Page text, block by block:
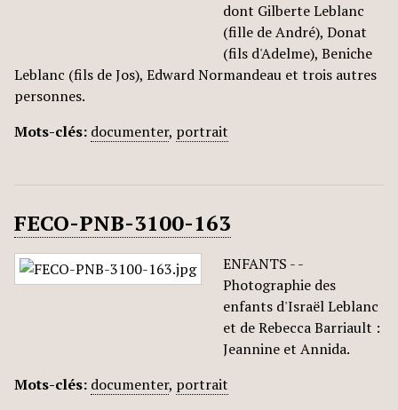
dont Gilberte Leblanc
(fille de André), Donat
(fils d'Adelme), Beniche
Leblanc (fils de Jos), Edward Normandeau et trois autres
personnes.
Mots-clés: documenter, portrait
FECO-PNB-3100-163
ENFANTS - -
Photographie des
enfants d'Israël Leblanc
et de Rebecca Barriault :
Jeannine et Annida.
Mots-clés: documenter, portrait